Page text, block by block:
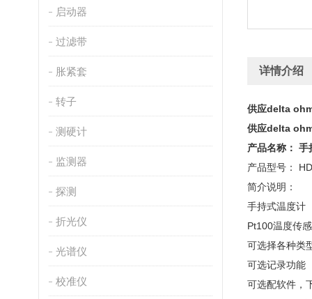
启动器
过滤带
胀紧套
转子
测硬计
监测器
探测
折光仪
光谱仪
校准仪
详情介绍
供应delta
供应delta
产品名称：
产品型号：
简介说明：
手持式温度计
Pt100温度传
可选择各种类
可选记录功能
可选配软件，